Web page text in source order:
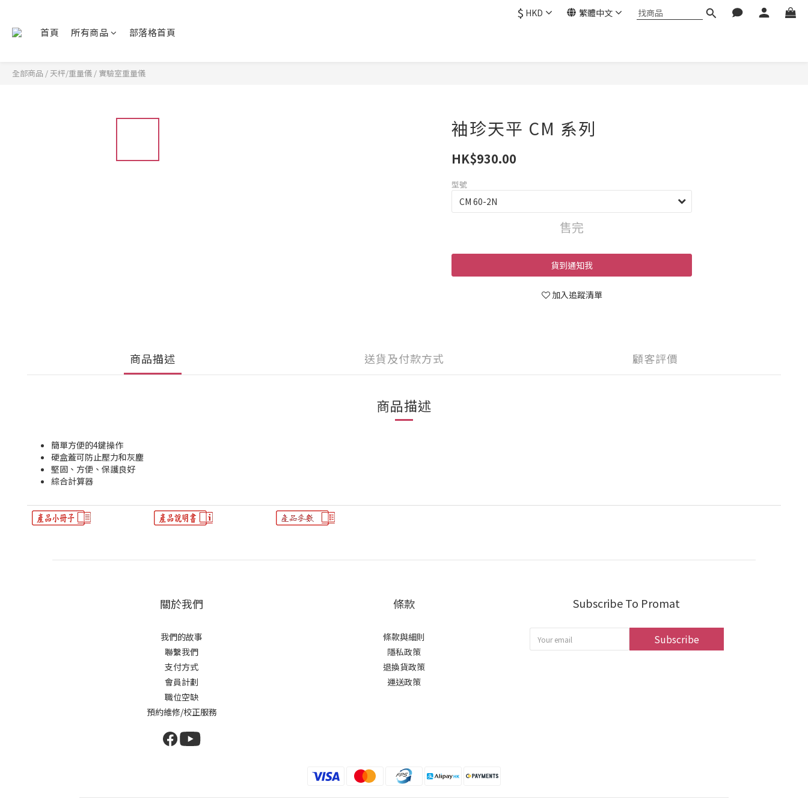
$ HKD 繁體中文
首頁 所有商品 部落格首頁
全部商品 / 天枰/重量儀 / 實驗室重量儀
袖珍天平 CM 系列
HK$930.00
型號
售完
貨到通知我
加入追蹤清單
商品描述 送貨及付款方式 顧客評價
商品描述
簡單方便的4鍵操作
硬盒蓋可防止壓力和灰塵
堅固、方便、保護良好
綜合計算器
關於我們
我們的故事
聯繫我們
支付方式
會員計劃
職位空缺
預約維修/校正服務
條款
條款與細則
隱私政策
退換貨政策
運送政策
Subscribe To Promat
Subscribe